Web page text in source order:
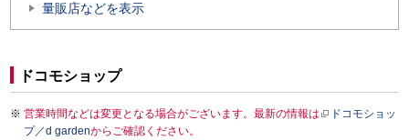
量販店などを表示
ドコモショップ
営業時間などは変更となる場合がございます。最新の情報は
ドコモショッ
プ／d gardenからご確認ください。